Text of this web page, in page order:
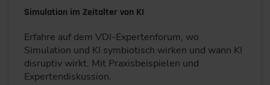
Simulation im Zeitalter von KI
Erfahre auf dem VDI-Expertenforum, wo
Simulation und KI symbiotisch wirken und wann KI
disruptiv wirkt. Mit Praxisbeispielen und
Expertendiskussion.